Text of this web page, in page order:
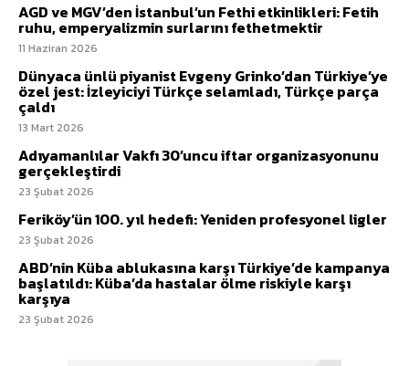
AGD ve MGV’den İstanbul’un Fethi etkinlikleri: Fetih
ruhu, emperyalizmin surlarını fethetmektir
11 Haziran 2026
Dünyaca ünlü piyanist Evgeny Grinko’dan Türkiye’ye
özel jest: İzleyiciyi Türkçe selamladı, Türkçe parça
çaldı
13 Mart 2026
Adıyamanlılar Vakfı 30’uncu iftar organizasyonunu
gerçekleştirdi
23 Şubat 2026
Feriköy’ün 100. yıl hedefi: Yeniden profesyonel ligler
23 Şubat 2026
ABD’nin Küba ablukasına karşı Türkiye’de kampanya
başlatıldı: Küba’da hastalar ölme riskiyle karşı
karşıya
23 Şubat 2026